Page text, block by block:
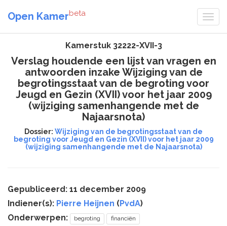
Open Kamerbeta
Kamerstuk 32222-XVII-3
Verslag houdende een lijst van vragen en
antwoorden inzake Wijziging van de
begrotingsstaat van de begroting voor
Jeugd en Gezin (XVII) voor het jaar 2009
(wijziging samenhangende met de
Najaarsnota)
Dossier: Wijziging van de begrotingsstaat van de
begroting voor Jeugd en Gezin (XVII) voor het jaar 2009
(wijziging samenhangende met de Najaarsnota)
Gepubliceerd: 11 december 2009
Indiener(s): Pierre Heijnen (PvdA)
Onderwerpen:
begroting financiën